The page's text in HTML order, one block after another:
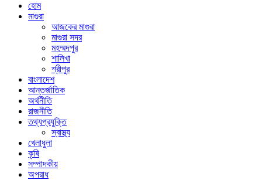
হোম
মাগুরা
আজকের মাগুরা
মাগুরা সদর
মহম্মদপুর
শালিখা
শ্রীপুর
বাংলাদেশ
আন্তর্জাতিক
অর্থনীতি
রাজনীতি
তথ্যপ্রযুক্তি
স্বাস্থ্য
খেলাধুলা
কৃষি
সম্পাদকীয়
অপরাধ